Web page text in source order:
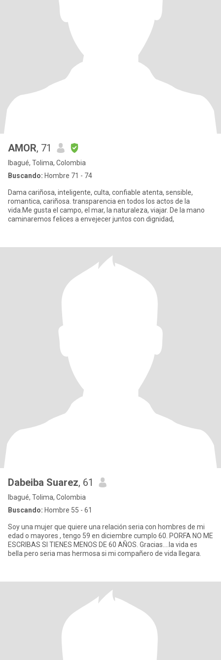
AMOR, 71
Ibagué, Tolima, Colombia
Buscando: Hombre 71 - 74
Dama cariñosa, inteligente, culta, confiable atenta, sensible,
romantica, cariñosa. transparencia en todos los actos de la
vida.Me gusta el campo, el mar, la naturaleza, viajar. De la mano
caminaremos felices a envejecer juntos con dignidad,
Dabeiba Suarez, 61
Ibagué, Tolima, Colombia
Buscando: Hombre 55 - 61
Soy una mujer que quiere una relación seria con hombres de mi
edad o mayores , tengo 59 en diciembre cumplo 60. PORFA NO ME
ESCRIBAS SI TIENES MENOS DE 60 AÑOS. Gracias....la vida es
bella pero seria mas hermosa si mi compañero de vida llegara.